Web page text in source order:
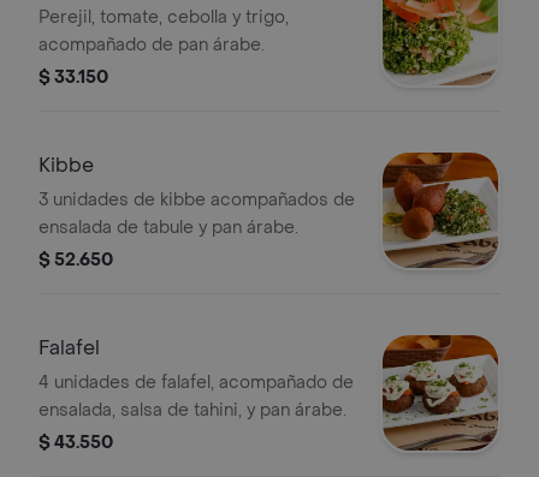
Perejil, tomate, cebolla y trigo,
acompañado de pan árabe.
$ 33.150
Kibbe
3 unidades de kibbe acompañados de
ensalada de tabule y pan árabe.
$ 52.650
Falafel
4 unidades de falafel, acompañado de
ensalada, salsa de tahini, y pan árabe.
$ 43.550